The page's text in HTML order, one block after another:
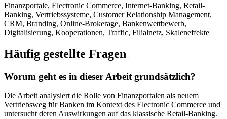
Finanzportale, Electronic Commerce, Internet-Banking, Retail-
Banking, Vertriebssysteme, Customer Relationship Management,
CRM, Branding, Online-Brokerage, Bankenwettbewerb,
Digitalisierung, Kooperationen, Traffic, Filialnetz, Skaleneffekte
Häufig gestellte Fragen
Worum geht es in dieser Arbeit grundsätzlich?
Die Arbeit analysiert die Rolle von Finanzportalen als neuem
Vertriebsweg für Banken im Kontext des Electronic Commerce und
untersucht deren Auswirkungen auf das klassische Retail-Banking.